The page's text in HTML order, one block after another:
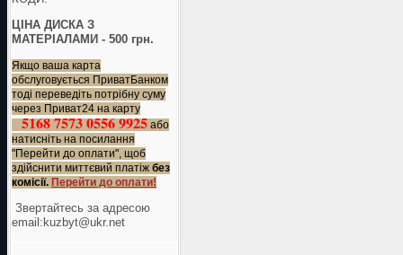
ЦІНА ДИСКА З
МАТЕРІАЛАМИ - 500 грн.
Якщо ваша карта
обслуговується ПриватБанком
тоді переведіть потрібну суму
через Приват24 на карту
5168 7573 0556 9925 або
натисніть на посилання
"Перейти до оплати", щоб
здійснити миттєвий платіж без
комісії. Перейти до оплати!
Звертайтесь за адресою
еmail:kuzbyt@ukr.net